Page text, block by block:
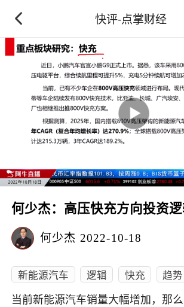
快评-点掌财经
何少杰：高压快充方向投资
何少杰 2022-10-18
新能源汽车 逻辑 快充 趋势
当前新能源汽车销量大幅增加，那